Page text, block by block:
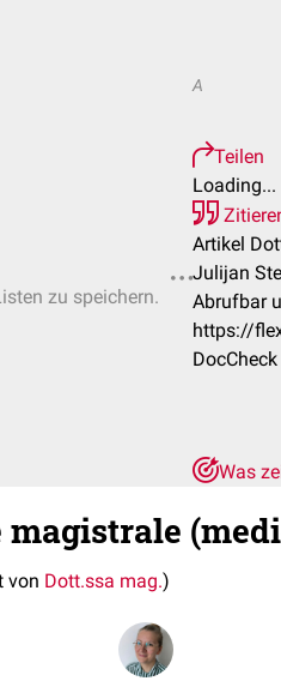
zu speichern.
A
Teilen
Loading...
Artikel
Julijan
Abrufbar
https://
Was
magistrale
von Dott.ssa mag.)